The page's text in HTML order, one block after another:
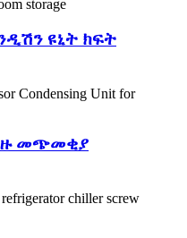
ዩኒት ክፍት
መጭመቂያ